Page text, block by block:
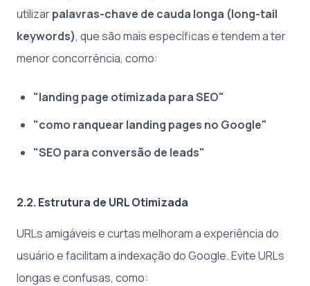
utilizarpalavras-chave de cauda longa (long-tail
keywords), que são mais específicas e tendem a ter
menor concorrência, como:
"landing page otimizada para SEO"
"como ranquear landing pages no Google"
"SEO para conversão de leads"
2.2. Estrutura de URL Otimizada
URLs amigáveis e curtas melhoram a experiência do
usuário e facilitam a indexação do Google. Evite URLs
longas e confusas, como: